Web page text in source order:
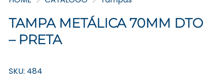
TAMPA METÁLICA 70MM DTO
– PRETA
SKU: 484